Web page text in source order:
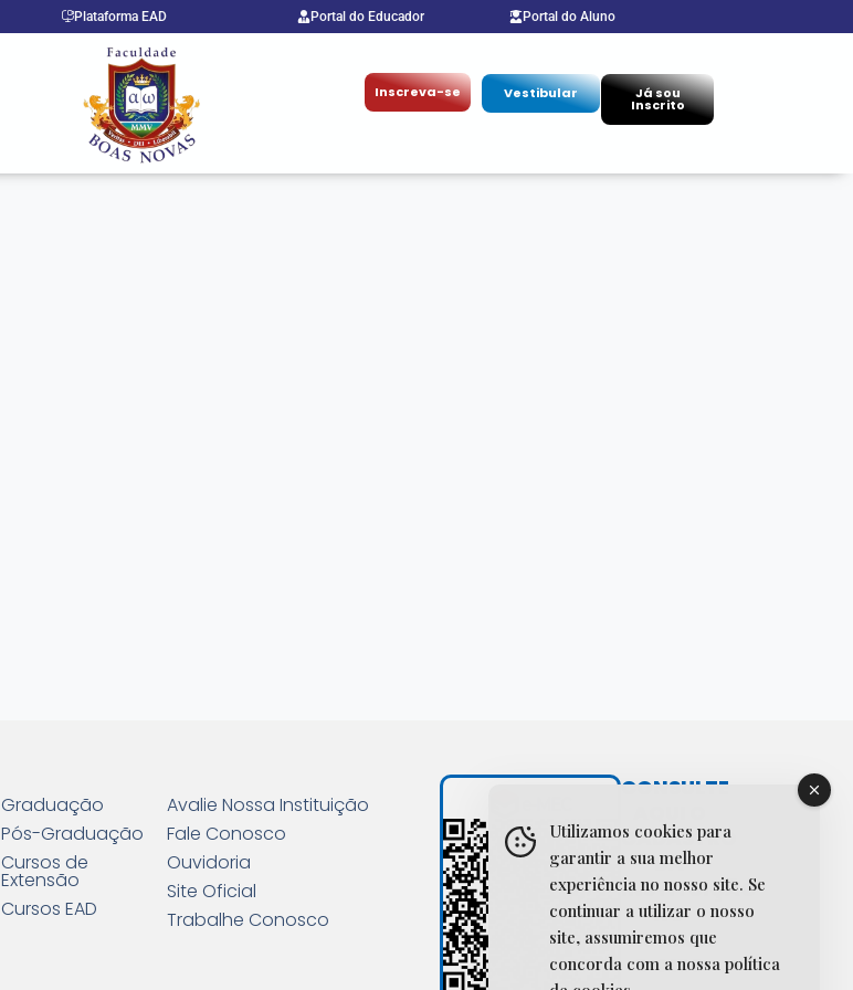
Plataforma EAD Portal do Educador Portal do Aluno
Inscreva-se Vestibular Já sou
Inscrito
Graduação
Pós-Graduação
Cursos de
Extensão
Cursos EAD
Avalie Nossa Instituição
Fale Conosco
Ouvidoria
Site Oficial
Trabalhe Conosco
CONSULTE
CADASTRO
DA
INSTITUIÇÃO
NO
SISTEMA
E-MEC
Utilizamos cookies para
garantir a sua melhor
experiência no nosso site. Se
continuar a utilizar o nosso
site, assumiremos que
concorda com a nossa política